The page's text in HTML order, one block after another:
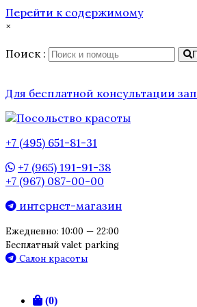
Перейти к содержимому
×
Поиск :
Для бесплатной консультации
+7 (495) 651-81-31
+7 (965) 191-91-38
+7 (967) 087-00-00
интернет-магазин
Ежедневно: 10:00 — 22:00
Бесплатный valet parking
Салон красоты
(0)